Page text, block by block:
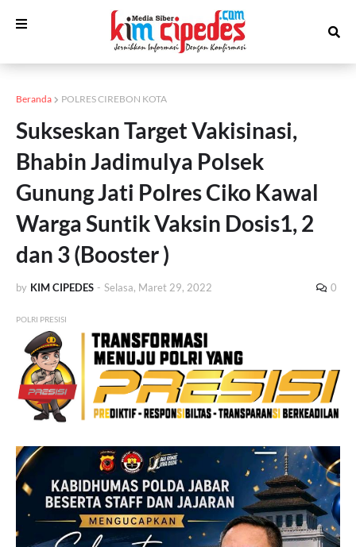
Beranda POLRES CIREBON KOTA
Sukseskan Target Vakisinasi,
Bhabin Jadimulya Polsek
Gunung Jati Polres Ciko Kawal
Warga Suntik Vaksin Dosis1, 2
dan 3 (Booster )
by KIM CIPEDES - Selasa, Maret 29, 2022 0
POLRI PRESISI